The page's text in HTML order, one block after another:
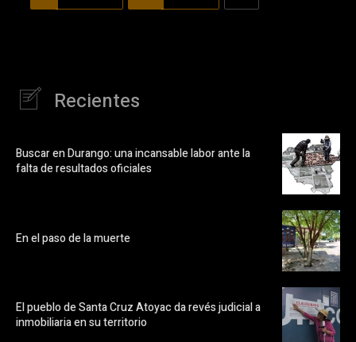
Recientes
Buscar en Durango: una incansable labor ante la
falta de resultados oficiales
En el paso de la muerte
El pueblo de Santa Cruz Atoyac da revés judicial a
inmobiliaria en su territorio